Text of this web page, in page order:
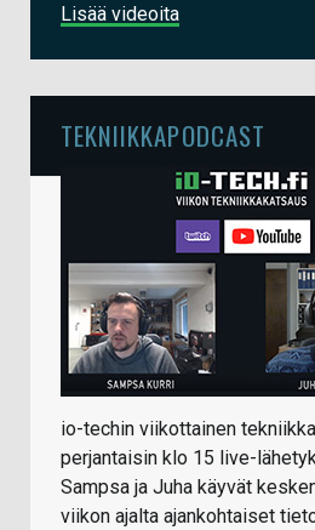
Lisää videoita
TEKNIIKKAPODCAST
io-techin viikottainen
perjantaisin klo 15 live-
Sampsa ja Juha käyvät
viikon ajalta ajankohtaiset